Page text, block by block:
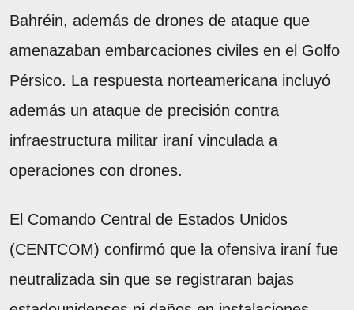
Bahréin, además de drones de ataque que
amenazaban embarcaciones civiles en el Golfo
Pérsico. La respuesta norteamericana incluyó
además un ataque de precisión contra
infraestructura militar iraní vinculada a
operaciones con drones.
El Comando Central de Estados Unidos
(CENTCOM) confirmó que la ofensiva iraní fue
neutralizada sin que se registraran bajas